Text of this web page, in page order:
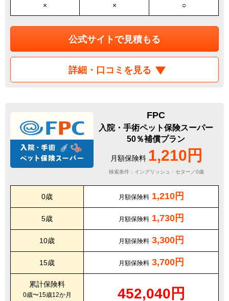
× × ○
公式サイトで見積もる
詳細・口コミを見る
FPC
入院・手術ペット保険スーパー
50％補償プラン
月額保険料 1,210円
検索条件：イングリッシュ・セター／0歳
0歳 月額保険料 1,210円
5歳 月額保険料 1,730円
10歳 月額保険料 3,300円
15歳 月額保険料 3,700円
累計保険料
0歳〜15歳12か月
452,040円